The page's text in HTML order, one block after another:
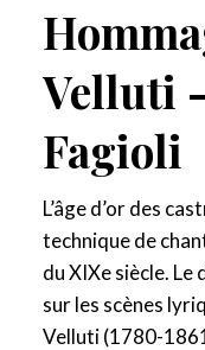
Velluti
Fagioli
L’âge d’or des
technique de
du XIXe siècle.
sur les scènes
Velluti (1780-